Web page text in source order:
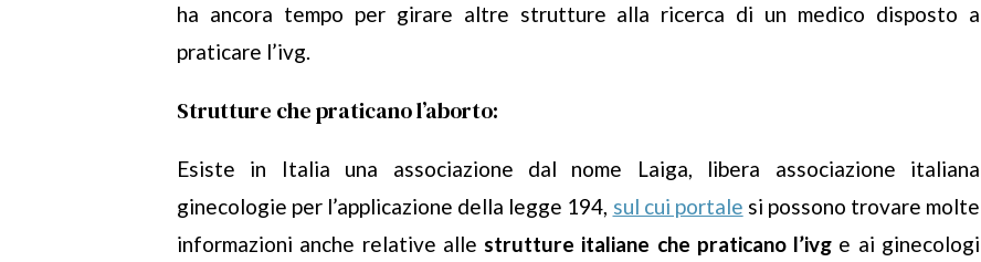
ha ancora tempo per girare altre strutture alla ricerca di un medico disposto a
praticare l’ivg.
Strutture che praticano l’aborto:
Esiste in Italia una associazione dal nome Laiga, libera associazione italiana
ginecologie per l’applicazione della legge 194, sul cui portale si possono trovare molte
informazioni anche relative allestrutture italiane che praticano l’ivg e ai ginecologi